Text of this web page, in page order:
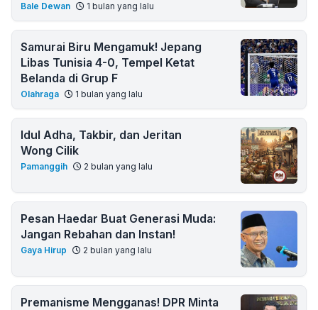
Bale Dewan 1 bulan yang lalu
Samurai Biru Mengamuk! Jepang
Libas Tunisia 4-0, Tempel Ketat
Belanda di Grup F
Olahraga 1 bulan yang lalu
Idul Adha, Takbir, dan Jeritan
Wong Cilik
Pamanggih 2 bulan yang lalu
Pesan Haedar Buat Generasi Muda:
Jangan Rebahan dan Instan!
Gaya Hirup 2 bulan yang lalu
Premanisme Mengganas! DPR Minta